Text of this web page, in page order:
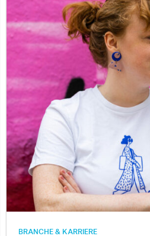
BRANCHE & KARRIERE